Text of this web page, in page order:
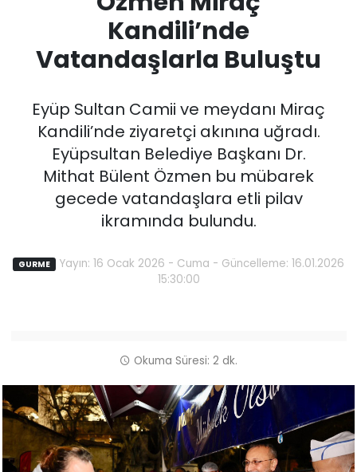
Kandili’nde
Vatandaşlarla Buluştu
Eyüp Sultan Camii ve meydanı Miraç
Kandili’nde ziyaretçi akınına uğradı.
Eyüpsultan Belediye Başkanı Dr.
Mithat Bülent Özmen bu mübarek
gecede vatandaşlara etli pilav
ikramında bulundu.
GURME Yayın: 16 Ocak 2026 - Cuma - Güncelleme: 16.01.2026
15:30:00
Okuma Süresi: 2 dk.